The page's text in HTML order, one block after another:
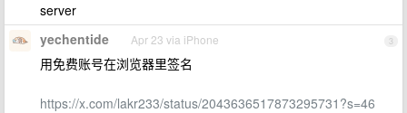
server
3
yechentide Apr 23 via iPhone
用免费账号在浏览器里签名
https://x.com/lakr233/status/2043636517873295731?s=46